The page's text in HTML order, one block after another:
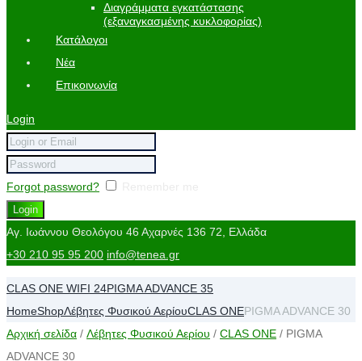
Διαγράμματα εγκατάστασης
(εξαναγκασμένης κυκλοφορίας)
Κατάλογοι
Νέα
Επικοινωνία
Login
Forgot password?
Αγ. Ιωάννου Θεολόγου 46Αχαρνές 136 72, Ελλάδα
+30 210 95 95 200 info@tenea.gr
CLAS ONE WIFI 24PIGMA ADVANCE 35
HomeShopΛέβητες Φυσικού ΑερίουCLAS ONEPIGMA ADVANCE 30
Αρχική σελίδα / Λέβητες Φυσικού Αερίου / CLAS ONE / PIGMA
ADVANCE 30